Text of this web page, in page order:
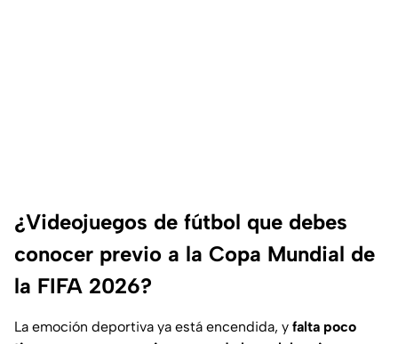
¿Videojuegos de fútbol que debes
conocer previo a la Copa Mundial de
la FIFA 2026?
La emoción deportiva ya está encendida, y falta poco